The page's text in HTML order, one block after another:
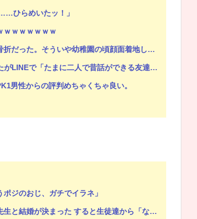
ひらめいたッ！」
ｗｗｗｗｗｗｗ
着地したことがあったが、 母ちゃん当時気づかなかったのかよ・・・
ができる友達になろう」的なメッセ送信した。昨日まで既読無視
男性からの評判めちゃくちゃ良い。
ジのおじ、ガチでイラネ」
たなんかと」等非難轟々 → どんどん冷めた俺は「じゃあやめます」と結婚を撤回し…